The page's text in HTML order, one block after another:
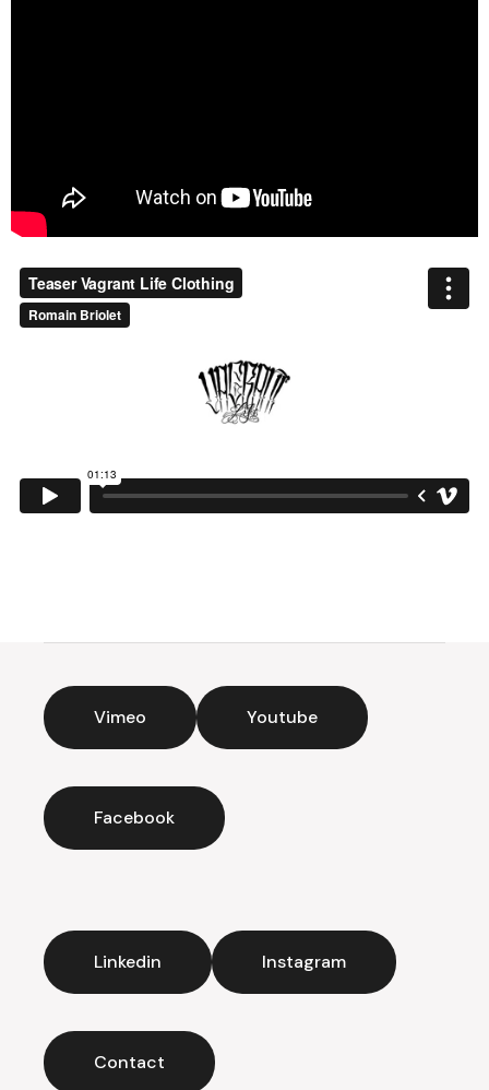
Vimeo Youtube
Facebook
Linkedin Instagram
Contact